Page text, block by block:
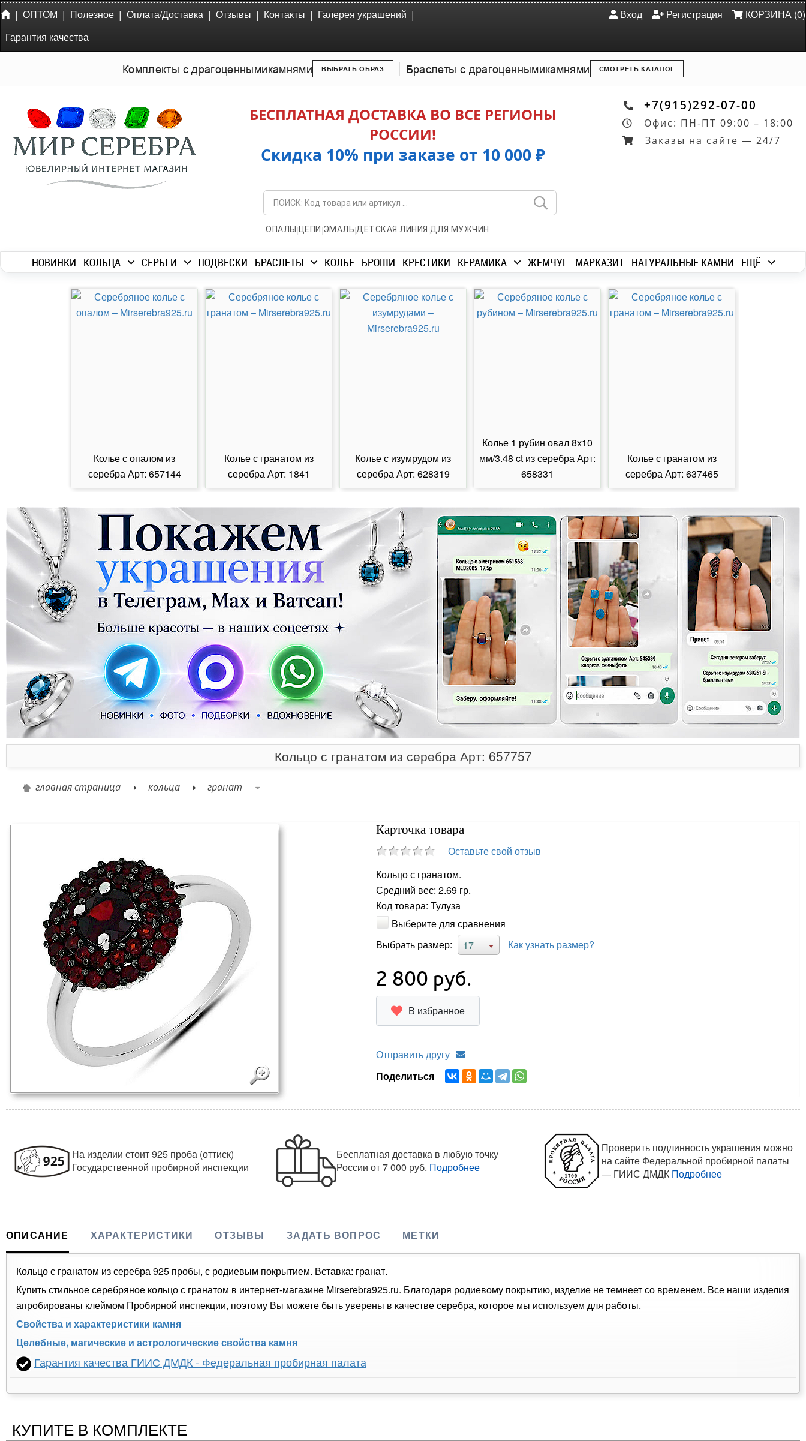
| ОПТОМ | Полезное | Оплата/Доставка | Отзывы | Контакты | Галерея украшений |
Гарантия качества
Вход Регистрация КОРЗИНА (0)
Комплекты с драгоценнымикамнями ВЫБРАТЬ ОБРАЗ Браслеты с драгоценнымикамнями СМОТРЕТЬ КАТАЛОГ
БЕСПЛАТНАЯ ДОСТАВКА ВО ВСЕ РЕГИОНЫ
РОССИИ!
Скидка 10% при заказе от 10 000 ₽
ОПАЛЫ | ЦЕПИ |ЭМАЛЬ|ДЕТСКАЯ ЛИНИЯ |ДЛЯ МУЖЧИН
+7(915)292-07-00
Офис: ПН-ПТ 09:00 – 18:00
Заказы на сайте — 24/7
НОВИНКИ КОЛЬЦА СЕРЬГИ ПОДВЕСКИ БРАСЛЕТЫ КОЛЬЕ БРОШИ КРЕСТИКИ КЕРАМИКА ЖЕМЧУГ МАРКАЗИТ НАТУРАЛЬНЫЕ КАМНИ ЕЩЁ
Колье с опалом из
серебра Арт: 657144
Колье с гранатом из
серебра Арт: 1841
Колье с изумрудом из
серебра Арт: 628319
Колье 1 рубин овал 8х10
мм/3.48 ct из серебра Арт:
658331
Колье с гранатом из
серебра Арт: 637465
Кольцо с гранатом из серебра Арт: 657757
главная страница кольца гранат
Карточка товара
Оставьте свой отзыв
Кольцо с гранатом.
Средний вес: 2.69 гр.
Код товара: Тулуза
Выберите для сравнения
Выбрать размер:
17 Как узнать размер?
2 800 руб.
В избранное
Отправить другу
Поделиться
На изделии стоит 925 проба (оттиск)
Государственной пробирной инспекции
Бесплатная доставка в любую точку
Россииот 7 000 руб. Подробнее
Проверить подлинность украшения можно
на сайте Федеральной пробирной палаты
— ГИИС ДМДК Подробнее
ОПИСАНИЕ ХАРАКТЕРИСТИКИ ОТЗЫВЫ ЗАДАТЬ ВОПРОС МЕТКИ
Кольцо с гранатом из серебра 925 пробы, с родиевым покрытием. Вставка: гранат.
Купить стильное серебряное кольцо с гранатом в интернет-магазине Mirserebra925.ru. Благодаря родиевому покрытию, изделие не темнеет со временем. Все наши изделия
апробированы клеймом Пробирной инспекции, поэтому Вы можете быть уверены в качестве серебра, которое мы используем для работы.
Свойства и характеристики камня
Целебные, магические и астрологические свойства камня
Гарантия качества ГИИС ДМДК - Федеральная пробирная палата
КУПИТЕ В КОМПЛЕКТЕ